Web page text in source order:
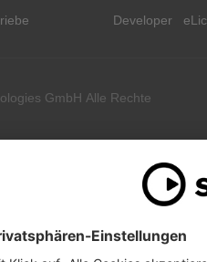
Developer
GmbH Alle Rechte